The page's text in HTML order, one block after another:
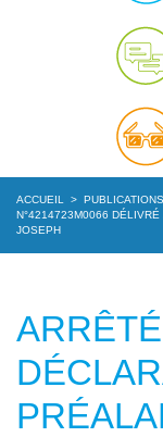
ACCUEIL > PUBLICATIONS
N°4214723M0066
JOSEPH